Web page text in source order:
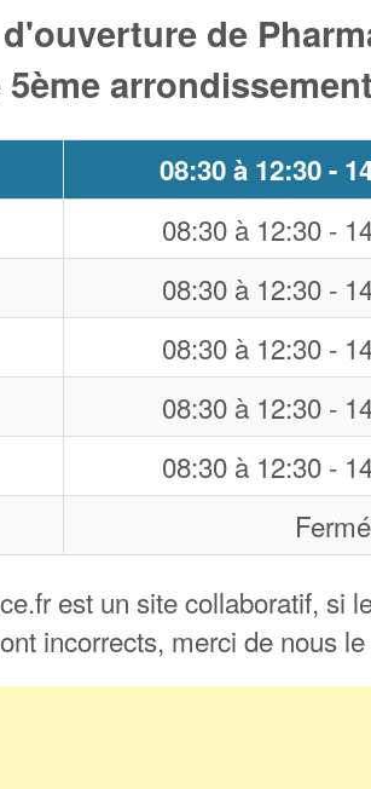
de
5ème
08:30à 12:30-
08:30à 12:30-
08:30à 12:30-
08:30à 12:30-
08:30à 12:30-
08:30à 12:30-
Fermé
est un site collaboratif, si
incorrects, merci de nous le